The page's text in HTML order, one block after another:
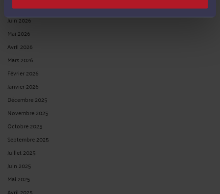
Juillet 2026
Juin 2026
Mai 2026
Avril 2026
Mars 2026
Février 2026
Janvier 2026
Décembre 2025
Novembre 2025
Octobre 2025
Septembre 2025
Juillet 2025
Juin 2025
Mai 2025
Avril 2025